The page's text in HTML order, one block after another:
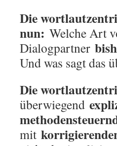
Die
nun: Welche Art
Dialogpartner
Und was sagt das
Die
überwiegend
mit